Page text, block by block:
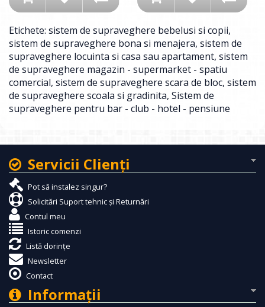
Etichete: sistem de supraveghere bebelusi si copii,
sistem de supraveghere bona si menajera, sistem de
supraveghere locuinta si casa sau apartament, sistem
de supraveghere magazin - supermarket - spatiu
comercial, sistem de supraveghere scara de bloc, sistem
de supraveghere scoala si gradinita, Sistem de
supraveghere pentru bar - club - hotel - pensiune
Servicii Clienţi
Pot să instalez singur?
Solicitări Suport tehnic și Returnări
Contul meu
Istoric comenzi
Listă dorințe
Newsletter
Contact
Informaţii